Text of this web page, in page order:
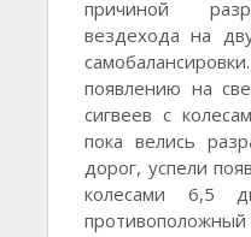
причиной
вездехода на
появлению на
сигвеев с
пока велись
дорог, успели
колесами 6,5